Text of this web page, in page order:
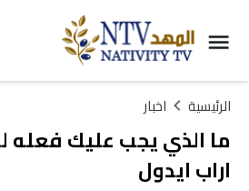
الرئيسية اخبار
ما الذي يجب عليك فعله
اراب ايدول